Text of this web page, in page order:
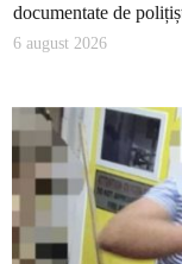
documentate de
6 august 2026